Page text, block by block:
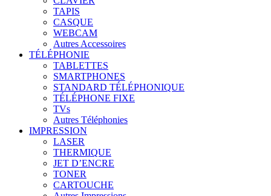
TAPIS
CASQUE
WEBCAM
Autres Accessoires
TÉLÉPHONIE
TABLETTES
SMARTPHONES
STANDARD TÉLÉPHONIQUE
TÉLÉPHONE FIXE
TVs
Autres Téléphonies
IMPRESSION
LASER
THERMIQUE
JET D’ENCRE
TONER
CARTOUCHE